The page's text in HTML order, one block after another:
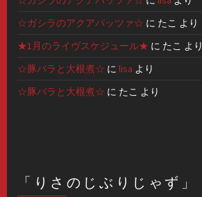
☆ガシラのアクアパッツァ☆ に たこ より
★1月のライヴスケジュール★ に たこ より
☆豚バラと大根煮☆ に lisa より
☆豚バラと大根煮☆ に たこ より
「りさのじぶりじゃず」